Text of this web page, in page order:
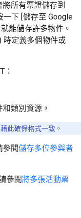
所有票證儲存到
下 [儲存至 Google
能儲存許多物件。
時定義多個物件或
：
類別資源。
此確保格式一致。
參閱儲存多位參與者
參閱將多張活動票